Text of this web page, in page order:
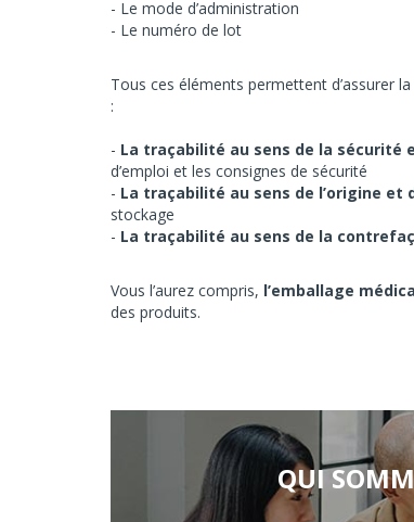
Le mode d’administration
Le numéro de lot
Tous ces éléments permettent d’assurer
:
La traçabilité au sens de la sécurité
d’emploi et les consignes de sécurité
La traçabilité au sens de l’origine et
stockage
La traçabilité au sens de la
Vous l’aurez compris, l’emballage
des produits.
QUI